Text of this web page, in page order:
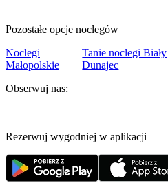
Pozostałe opcje noclegów
Noclegi
Małopolskie
Tanie noclegi Biały
Dunajec
Obserwuj nas:
Rezerwuj wygodniej w aplikacji